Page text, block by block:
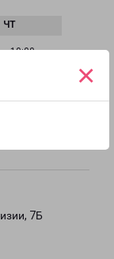
×
с 10:00 до
7Б